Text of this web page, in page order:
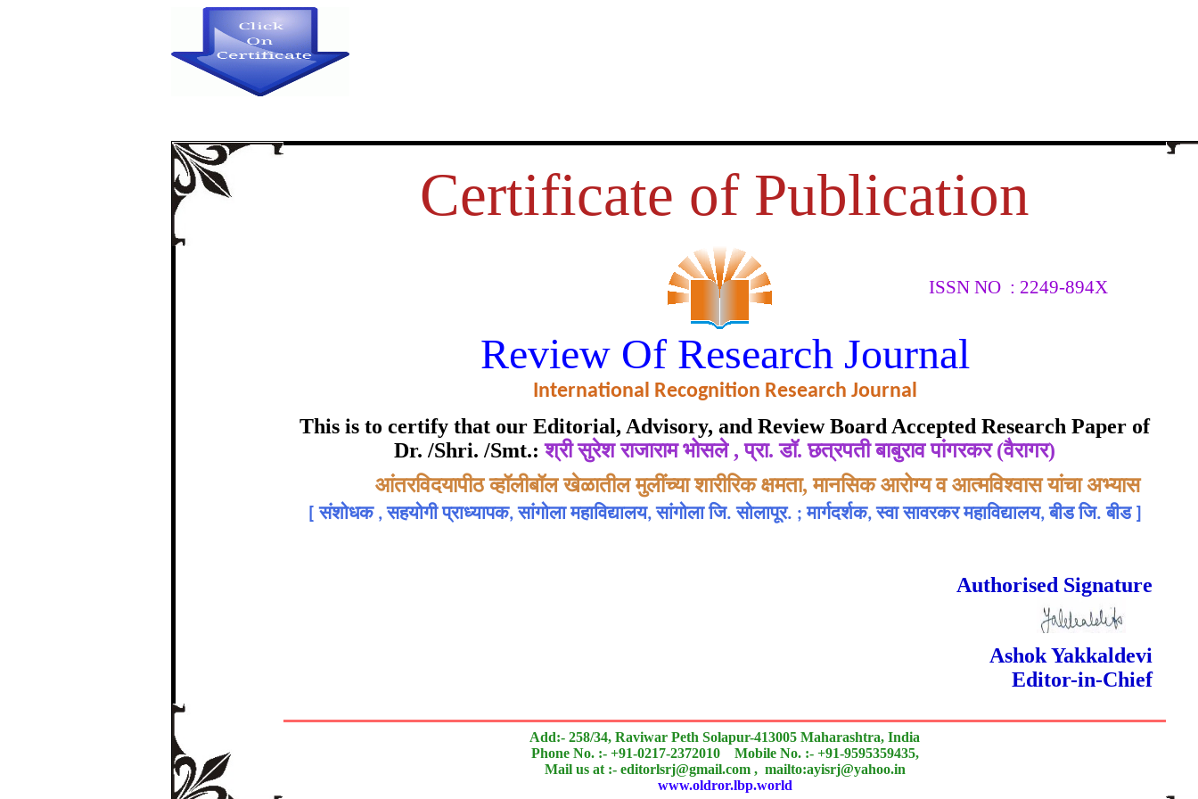
Certificate of Publication
ISSN NO : 2249-894X
Review Of Research Journal
International Recognition Research Journal
This is to certify that our Editorial, Advisory, and Review Board Accepted Research Paper of
Dr. /Shri. /Smt.:श्री सुरेश राजाराम भोसले , प्रा. डॉ. छत्रपती बाबुराव पांगरकर (वैरागर)
आंतरविदयापीठ व्हॉलीबॉल खेळातील मुलींच्या शारीरिक क्षमता, मानसिक आरोग्य व आत्मविश्वास यांचा अभ्यास
[संशोधक , सहयोगी प्राध्यापक, सांगोला महाविद्यालय, सांगोला जि. सोलापूर. ; मार्गदर्शक, स्वा सावरकर महाविद्यालय, बीड जि. बीड]
Authorised Signature
Ashok Yakkaldevi
Editor-in-Chief
Add:- 258/34, Raviwar Peth Solapur-413005 Maharashtra, India
Phone No. :- +91-0217-2372010 Mobile No. :- +91-9595359435,
Mail us at :- editorlsrj@gmail.com , mailto:ayisrj@yahoo.in
www.oldror.lbp.world
आंतरविदयापीठ व्हॉलीबॉल खेळातील मुलींच्या शारीरिक क्षमता, मानसिक आरोग्य व
आत्मविश्वास यांचा अभ्यास
certificate of Excellence in Reviewing
Awarded to
श्री सुरेश राजाराम भोसले , प्रा. डॉ. छत्रपती बाबुराव पांगरकर (वैरागर)